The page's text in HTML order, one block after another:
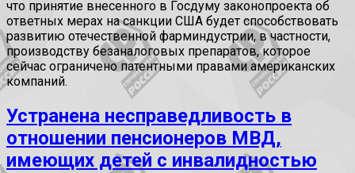
что принятие внесенного в Госдуму законопроекта об
ответных мерах на санкции США будет способствовать
развитию отечественной фарминдустрии, в частности,
производству безаналоговых препаратов, которое
сейчас ограничено патентными правами американских
компаний.
Устранена несправедливость в
отношении пенсионеров МВД,
имеющих детей с инвалидностью